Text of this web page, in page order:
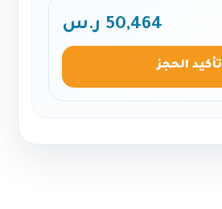
50,464 ر.س
تأكيد الحجز